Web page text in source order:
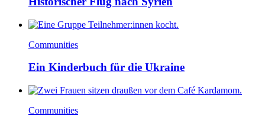
Communities
Ein Kinderbuch für die Ukraine
Communities